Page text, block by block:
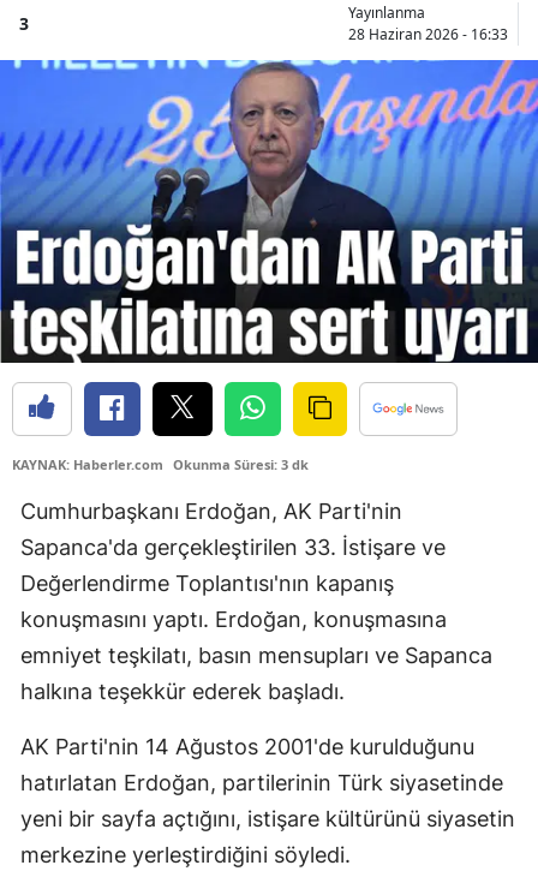
3
Yayınlanma
28 Haziran 2026 - 16:33
KAYNAK: Haberler.com Okunma Süresi: 3 dk
Cumhurbaşkanı Erdoğan, AK Parti'nin
Sapanca'da gerçekleştirilen 33. İstişare ve
Değerlendirme Toplantısı'nın kapanış
konuşmasını yaptı. Erdoğan, konuşmasına
emniyet teşkilatı, basın mensupları ve Sapanca
halkına teşekkür ederek başladı.
AK Parti'nin 14 Ağustos 2001'de kurulduğunu
hatırlatan Erdoğan, partilerinin Türk siyasetinde
yeni bir sayfa açtığını, istişare kültürünü siyasetin
merkezine yerleştirdiğini söyledi.